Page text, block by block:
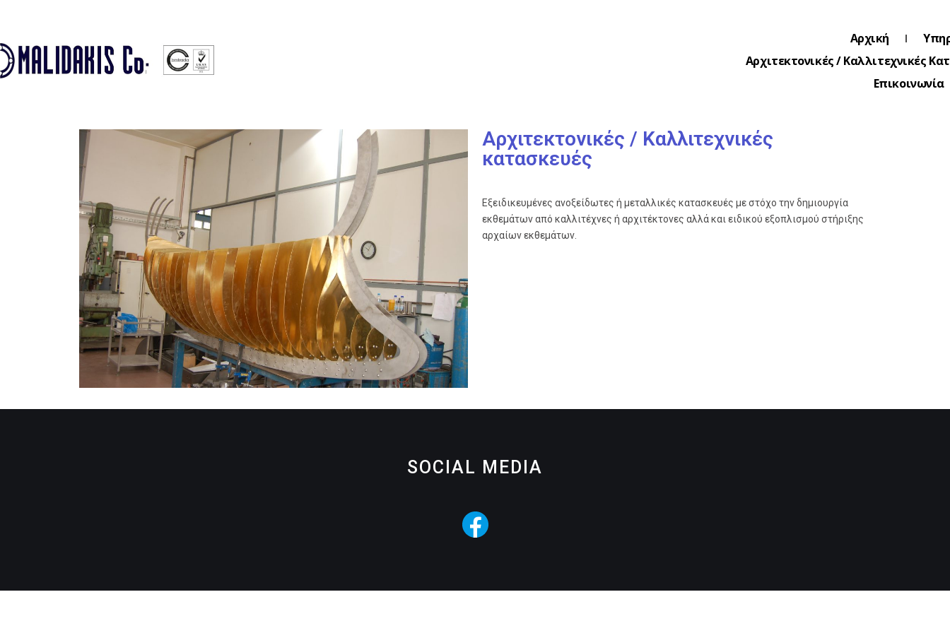
Αρχική
Αρχιτεκτονικές / Καλλιτεχνικές
Επικοινωνία
Αρχιτεκτονικές / Καλλιτεχνικές
κατασκευές
Εξειδικευμένες ανοξείδωτες ή μεταλλικές κατασκευές με στόχο την δημιουργία
εκθεμάτων από καλλιτέχνες ή αρχιτέκτονες αλλά και ειδικού εξοπλισμού στήριξης
αρχαίων εκθεμάτων.
SOCIAL MEDIA